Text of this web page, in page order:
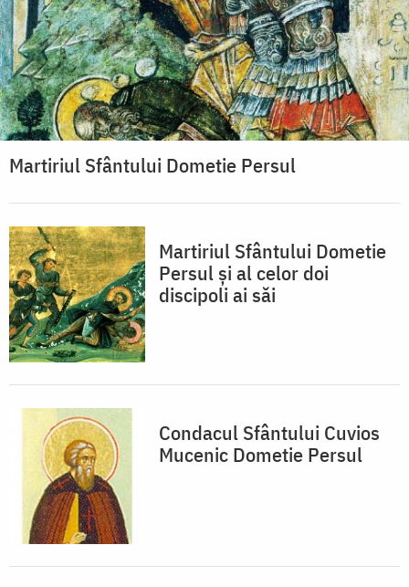
Martiriul Sfântului Dometie Persul
Martiriul Sfântului Dometie
Persul şi al celor doi
discipoli ai săi
Condacul Sfântului Cuvios
Mucenic Dometie Persul